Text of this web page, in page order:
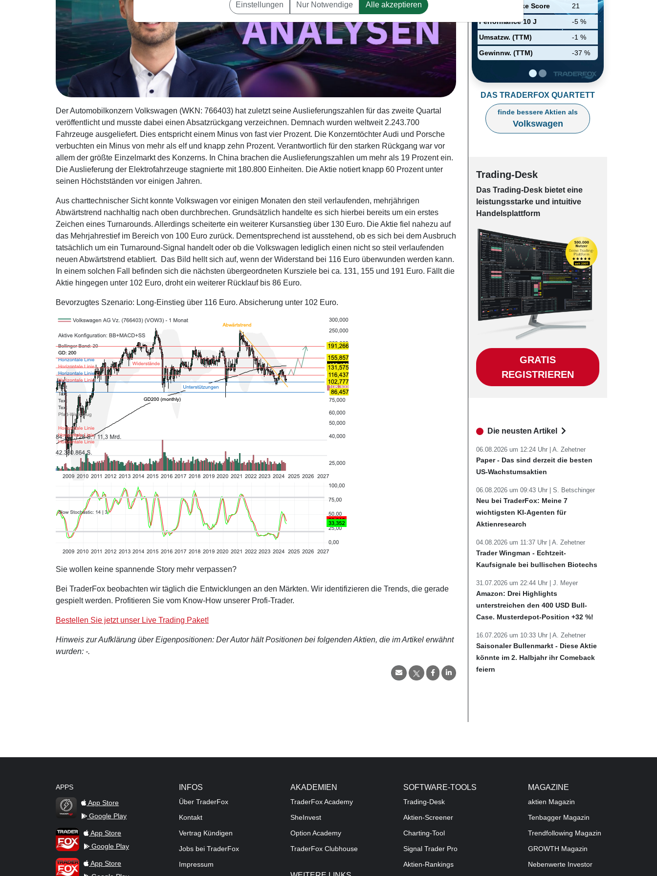
Der Automobilkonzern Volkswagen (WKN: 766403) hat zuletzt seine Auslieferungszahlen für das zweite Quartal
veröffentlicht und musste dabei einen Absatzrückgang verzeichnen. Demnach wurden weltweit 2.243.700
Fahrzeuge ausgeliefert. Dies entspricht einem Minus von fast vier Prozent. Die Konzerntöchter Audi und Porsche
verbuchten ein Minus von mehr als elf und knapp zehn Prozent. Verantwortlich für den starken Rückgang war vor
allem der größte Einzelmarkt des Konzerns. In China brachen die Auslieferungszahlen um mehr als 19 Prozent ein.
Die Auslieferung der Elektrofahrzeuge stagnierte mit 180.800 Einheiten. Die Aktie notiert knapp 60 Prozent unter
seinen Höchstständen vor einigen Jahren.
Aus charttechnischer Sicht konnte Volkswagen vor einigen Monaten den steil verlaufenden, mehrjährigen
Abwärtstrend nachhaltig nach oben durchbrechen. Grundsätzlich handelte es sich hierbei bereits um ein erstes
Zeichen eines Turnarounds. Allerdings scheiterte ein weiterer Kursanstieg über 130 Euro. Die Aktie fiel nahezu auf
das Mehrjahrestief im Bereich von 100 Euro zurück. Dementsprechend ist ausstehend, ob es sich bei dem Ausbruch
tatsächlich um ein Turnaround-Signal handelt oder ob die Volkswagen lediglich einen nicht so steil verlaufenden
neuen Abwärtstrend etabliert. Das Bild hellt sich auf, wenn der Widerstand bei 116 Euro überwunden werden kann.
In einem solchen Fall befinden sich die nächsten übergeordneten Kursziele bei ca. 131, 155 und 191 Euro. Fällt die
Aktie hingegen unter 102 Euro, droht ein weiterer Rücklauf bis 86 Euro.
Bevorzugtes Szenario: Long-Einstieg über 116 Euro. Absicherung unter 102 Euro.
Sie wollen keine spannende Story mehr verpassen?
Bei TraderFox beobachten wir täglich die Entwicklungen an den Märkten. Wir identifizieren die Trends, die gerade
gespielt werden. Profitieren Sie vom Know-How unserer Profi-Trader.
Bestellen Sie jetzt unser Live Trading Paket!
Hinweis zur Aufklärung über Eigenpositionen: Der Autor hält Positionen bei folgenden Aktien, die im Artikel erwähnt
wurden: -.
Relative Stärke Score
21
Performance 10 J
-5 %
Umsatzw. (TTM)
-1 %
Gewinnw. (TTM)
-37 %
Energietechnikfertigung und
finanzielle Dienste.
DAS TRADERFOX QUARTETT
finde bessere Aktien als
Volkswagen
Trading-Desk
Das Trading-Desk bie­tet eine
leis­tungs­star­ke und in­tui­tive
Han­dels­platt­form
GRATIS
REGISTRIEREN
Die neusten Artikel
06.08.2026 um 12:24 Uhr | A. Zehetner
Paper - Das sind derzeit die besten
US-Wachstumsaktien
06.08.2026 um 09:43 Uhr | S. Betschinger
Neu bei TraderFox: Meine 7
wichtigsten KI-Agenten für
Aktienresearch
04.08.2026 um 11:37 Uhr | A. Zehetner
Trader Wingman - Echtzeit-
Kaufsignale bei bullischen Biotechs
31.07.2026 um 22:44 Uhr | J. Meyer
Amazon: Drei Highlights
unterstreichen den 400 USD Bull-
Case. Musterdepot-Position +32 %!
16.07.2026 um 10:33 Uhr | A. Zehetner
Saisonaler Bullenmarkt - Diese Aktie
könnte im 2. Halbjahr ihr Comeback
feiern
APPS
TraderFox Flash
App Store
Google Play
TraderFox AppApp Store
Google Play
TraderFox ProApp Store
INFOS
Über TraderFox
Kontakt
Vertrag Kündigen
Jobs bei TraderFox
Impressum
AKADEMIEN
TraderFox Academy
SheInvest
Option Academy
TraderFox Clubhouse
SOFTWARE-TOOLS
Trading-Desk
Aktien-Screener
Charting-Tool
Signal Trader Pro
Aktien-Rankings
MAGAZINE
aktien Magazin
Tenbagger Magazin
Trendfollowing Magazin
GROWTH Magazin
Nebenwerte Investor
Einstellungen Nur Notwendige Alle akzeptieren